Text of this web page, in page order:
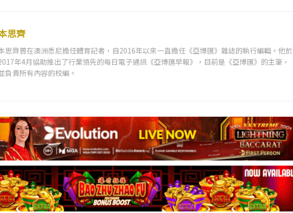
思齊
思齊曾在澳洲悉尼擔任體育記者，自2016年以來一直擔任《亞博匯》雜誌的執行編輯。他於
年4月協助推出了行業領先的每日電子通訊《亞博匯早報》，目前是《亞博匯》的主筆，
負責所有內容的校編。